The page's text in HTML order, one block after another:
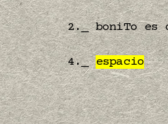
2._ boniTo es
4._espacio